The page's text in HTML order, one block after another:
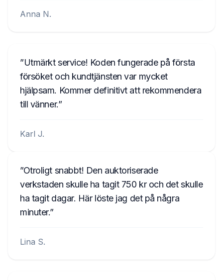
Anna N.
Utmärkt service! Koden fungerade på första
försöket och kundtjänsten var mycket
hjälpsam. Kommer definitivt att rekommendera
till vänner.
Karl J.
Otroligt snabbt! Den auktoriserade
verkstaden skulle ha tagit 750 kr och det skulle
ha tagit dagar. Här löste jag det på några
minuter.
Lina S.